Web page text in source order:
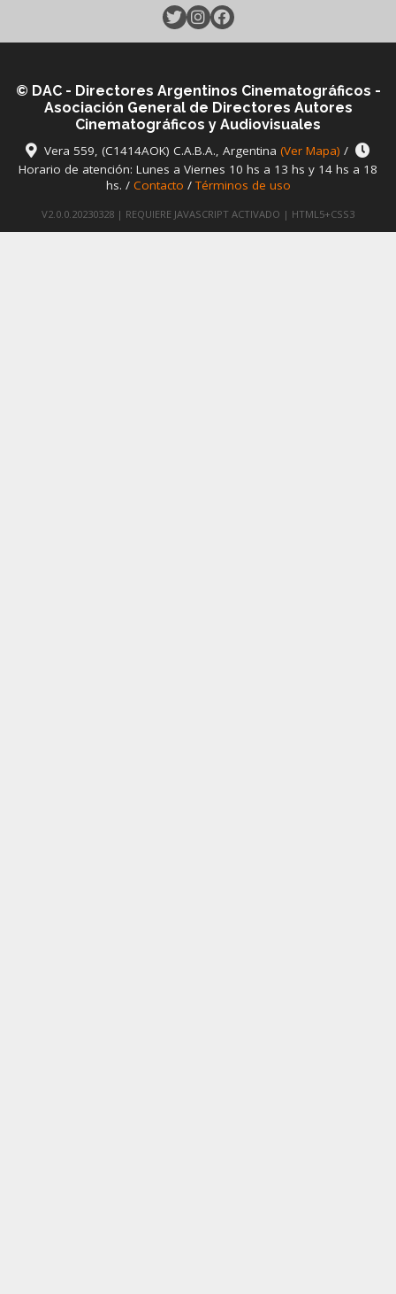
© DAC - Directores Argentinos Cinematográficos -
Asociación General de Directores Autores
Cinematográficos y Audiovisuales
Vera 559, (C1414AOK) C.A.B.A., Argentina (Ver Mapa) /
Horario de atención: Lunes a Viernes 10 hs a 13 hs y 14 hs a 18
hs. / Contacto /Términos de uso
V2.0.0.20230328 | REQUIERE JAVASCRIPT ACTIVADO | HTML5+CSS3